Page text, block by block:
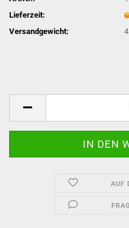
Lieferzeit:
Versandgewicht:
AUF